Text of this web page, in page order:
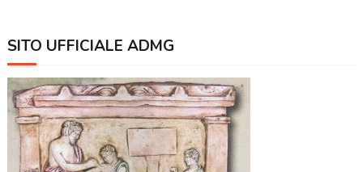
SITO UFFICIALE ADMG